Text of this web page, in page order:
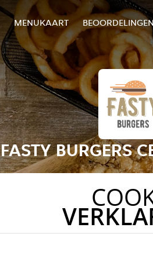
MENUKAART
FASTY BURGERS